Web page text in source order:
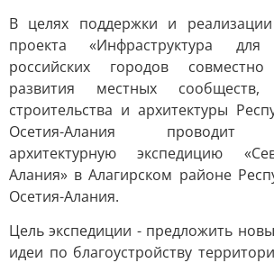
В целях поддержки и
проекта «Инфраструктура
российских городов
развития местных сообществ,
строительства и архитектуры
Осетия-Алания проводит
архитектурную экспедицию
Алания» в Алагирском районе
Осетия-Алания.
Цель экспедиции - предложить
идеи по благоустройству